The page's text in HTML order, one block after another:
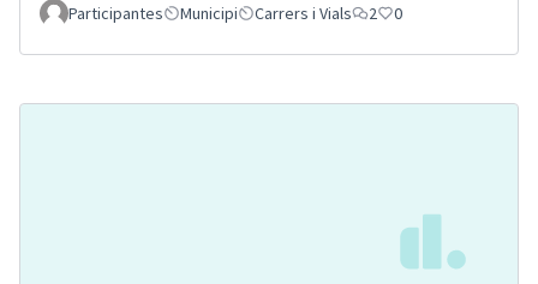
Participantes
Municipi Carrers i Vials 2 0